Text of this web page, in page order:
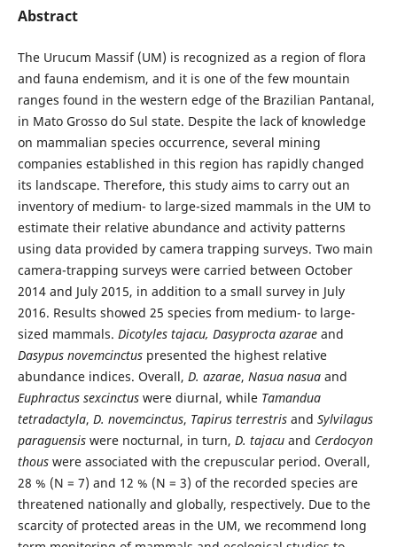
Abstract
The Urucum Massif (UM) is recognized as a region of flora
and fauna endemism, and it is one of the few mountain
ranges found in the western edge of the Brazilian Pantanal,
in Mato Grosso do Sul state. Despite the lack of knowledge
on mammalian species occurrence, several mining
companies established in this region has rapidly changed
its landscape. Therefore, this study aims to carry out an
inventory of medium- to large-sized mammals in the UM to
estimate their relative abundance and activity patterns
using data provided by camera trapping surveys. Two main
camera-trapping surveys were carried between October
2014 and July 2015, in addition to a small survey in July
2016. Results showed 25 species from medium- to large-
sized mammals. Dicotyles tajacu, Dasyprocta azaraeand
Dasypus novemcinctuspresented the highest relative
abundance indices. Overall, D. azarae, Nasua nasuaand
Euphractus sexcinctuswere diurnal, while Tamandua
tetradactyla, D. novemcinctus, Tapirus terrestrisand Sylvilagus
paraguensis were nocturnal, in turn, D. tajacu and Cerdocyon
thouswere associated with the crepuscular period. Overall,
28 % (N = 7) and 12 % (N = 3) of the recorded species are
threatened nationally and globally, respectively. Due to the
scarcity of protected areas in the UM, we recommend long